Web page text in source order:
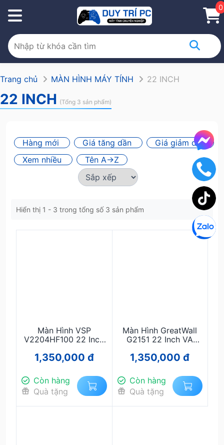
0
Trang chủ MÀN HÌNH MÁY TÍNH 22 INCH
22 INCH (Tổng 3 sản phẩm)
Hàng mới Giá tăng dần
Giá giảm dần
Xem nhiều
Tên A->Z
Hiển thị 1 - 3 trong tổng số 3 sản phẩm
Màn Hình VSP
V2204HF100 22 Inch
Thiết Kế Phẳng, Giá
Rẻ Cho Văn Phòng
1,350,000 đ
Còn hàng
Quà tặng
Màn Hình GreatWall
G2151 22 Inch VA
Kế Đen Phẳng, Giá Rẻ
1,350,000 đ
Còn hàng
Quà tặng